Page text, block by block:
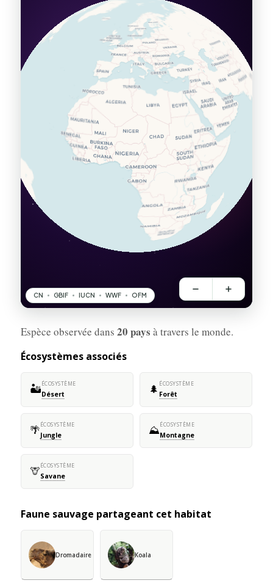
Espèce observée dans 20 pays à travers le monde.
Écosystèmes associés
🏜️ÉCOSYSTÈME
Désert 🌲 ÉCOSYSTÈME
Forêt
🌴ÉCOSYSTÈME
Jungle ⛰️ÉCOSYSTÈME
Montagne
🦒ÉCOSYSTÈME
Savane
Faune sauvage partageant cet habitat
Dromadaire Koala